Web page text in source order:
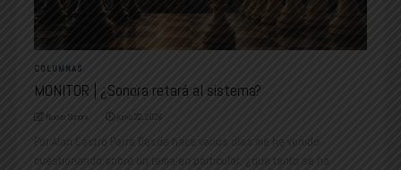
COLUMNAS
MONITOR | ¿Sonora retará al sistema?
Nuevo Sonora junio 22, 2026
Por Alan Castro Parra Desde hace varios días me he venido
cuestionando sobre un tema en particular, ¿que tanto se ha